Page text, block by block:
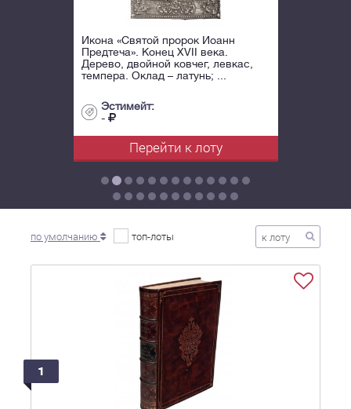
Икона «Святой пророк Иоанн
Предтеча». Конец XVII века.
Дерево, двойной ковчег, левкас,
темпера. Оклад – латунь; ...
Эстимейт:
-
Перейти к лоту
по умолчанию топ-лоты
1